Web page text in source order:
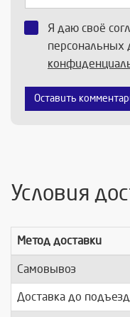
Я даю своё
персональных
Оставить
Условия
Метод доставки
Самовывоз
Доставка до